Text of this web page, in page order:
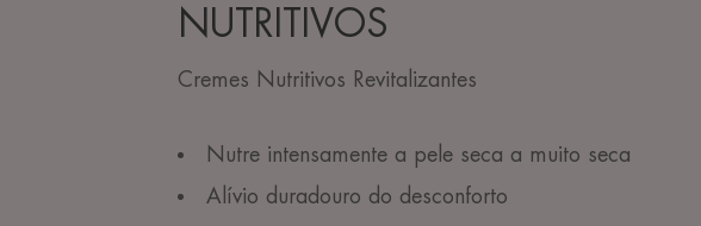
NUTRITIVOS
Cremes Nutritivos Revitalizantes
Nutre intensamente a pele seca a muito seca
Alívio duradouro do desconforto